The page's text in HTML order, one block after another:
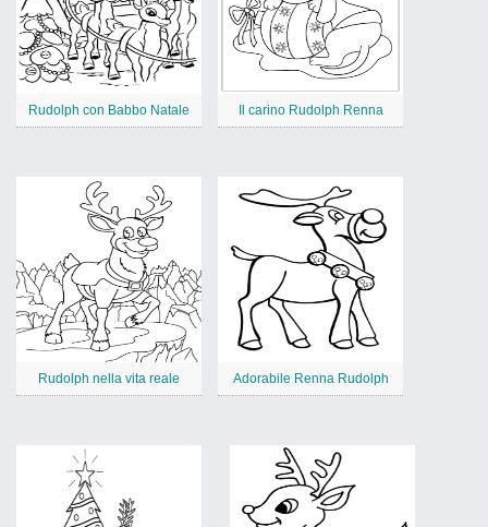
Rudolph con Babbo Natale Il carino Rudolph Renna
Rudolph nella vita reale Adorabile Renna Rudolph